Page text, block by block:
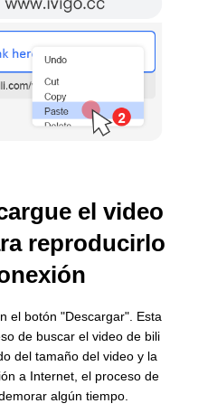
el video
reproducirlo
el botón "Descargar". Esta
de buscar el video de bili
del tamaño del video y la
a Internet, el proceso de
algún tiempo.